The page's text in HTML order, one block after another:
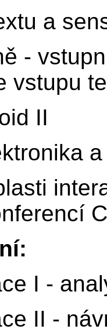
a
-
vstupu
II
I -
II -